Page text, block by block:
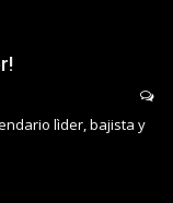
lìder, bajista y